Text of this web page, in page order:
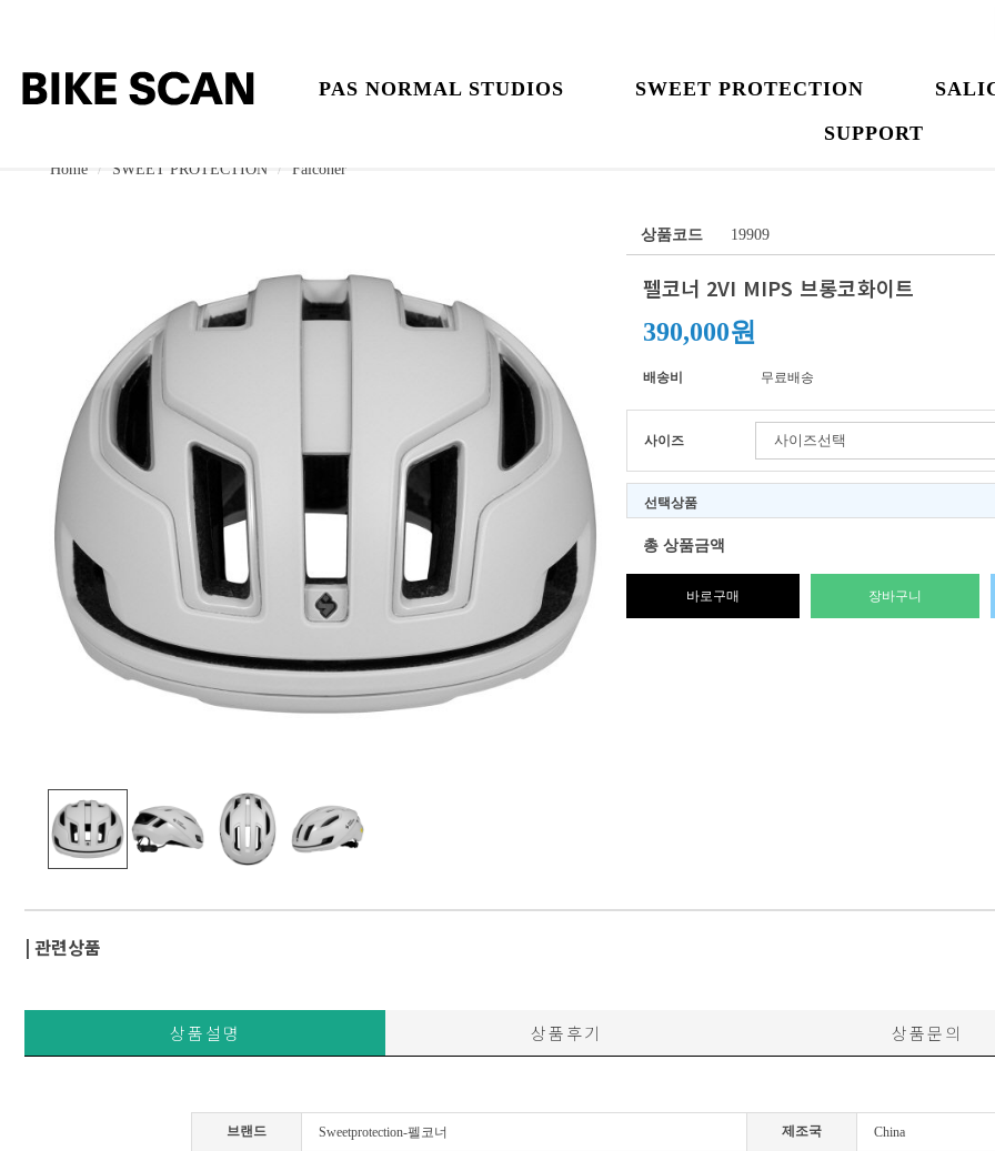
PAS NORMAL STUDIOS SWEET PROTECTION
SUPPORT
Home SWEET PROTECTION Falconer
상품코드 19909
펠코너 2VI MIPS 브롱코화이트
390,000원
배송비 무료배송
사이즈
선택상품
총 상품금액
바로구매 장바구니
| 관련상품
상품설명 상품후기 상품문의
브랜드 Sweetprotection-펠코너 제조국 China